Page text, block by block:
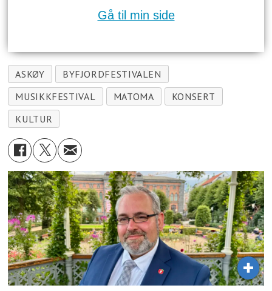
Gå til min side
ASKØY
BYFJORDFESTIVALEN
MUSIKKFESTIVAL
MATOMA
KONSERT
KULTUR